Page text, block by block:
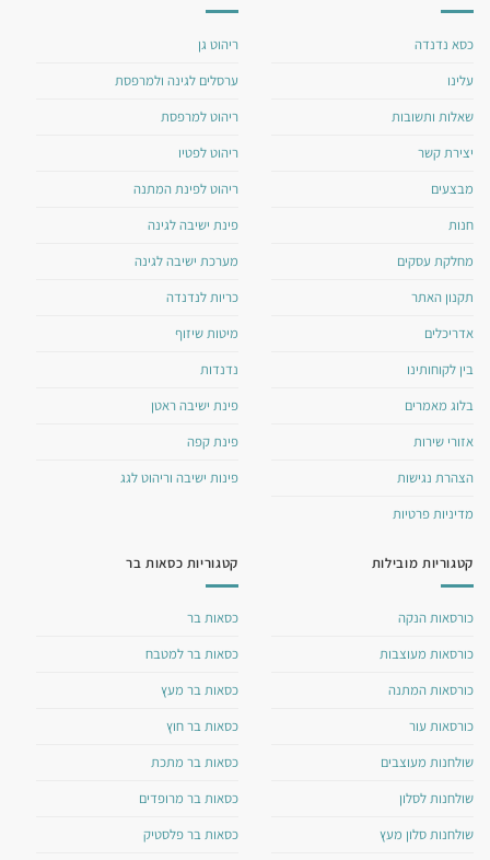
כסא נדנדה
עלינו
שאלות ותשובות
יצירת קשר
מבצעים
חנות
מחלקת עסקים
תקנון האתר
אדריכלים
בין לקוחותינו
בלוג מאמרים
אזורי שירות
הצהרת נגישות
מדיניות פרטיות
ריהוט גן
ערסלים לגינה ולמרפסת
ריהוט למרפסת
ריהוט לפטיו
ריהוט לפינת המתנה
פינת ישיבה לגינה
מערכת ישיבה לגינה
כריות לנדנדה
מיטות שיזוף
נדנדות
פינת ישיבה ראטן
פינת קפה
פינות ישיבה וריהוט לגג
קטגוריות מובילות
כורסאות הנקה
כורסאות מעוצבות
כורסאות המתנה
כורסאות עור
שולחנות מעוצבים
שולחנות לסלון
שולחנות סלון מעץ
קטגוריות כסאות בר
כסאות בר
כסאות בר למטבח
כסאות בר מעץ
כסאות בר חוץ
כסאות בר מתכת
כסאות בר מרופדים
כסאות בר פלסטיק